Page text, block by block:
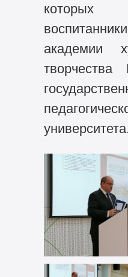
которых
академии
творчества
университета.